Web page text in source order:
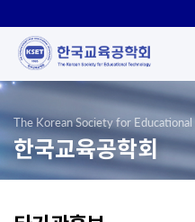
The Korean Society for Educational
한국교육공학회